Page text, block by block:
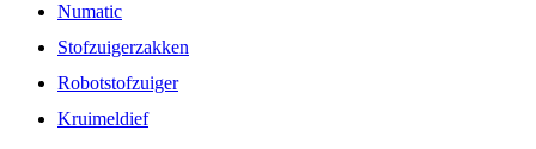
Numatic
Stofzuigerzakken
Robotstofzuiger
Kruimeldief